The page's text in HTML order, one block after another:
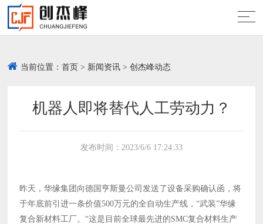
当前位置：首页 > 新闻资讯 >创杰峰动态
机器人即将替代人工劳动力？
发布时间：2023/6/6 17:24:33
昨天，华缘集团向德国亨斯曼公司发送了设备采购确认函，将
于年底前引进一条价值500万元的全自动生产线，“武装”华缘
复合新材料工厂。“这是目前全球最先进的SMC复合材料生产